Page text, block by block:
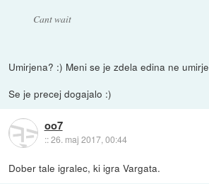
Cant wait
Umirjena? :) Meni se je zdela edina ne
Se je precej dogajalo :)
oo7
::26. maj 2017, 00:44
Dober tale igralec, ki igra Vargata.